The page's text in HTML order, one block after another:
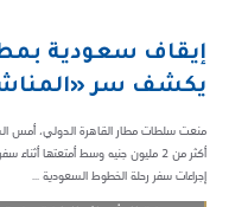
إيقاف سعودية
يكشف سر
منعت سلطات مطار القاهرة الدولي، أمس
أكثر من 2 مليون جنيه وسط أمتعتها
إجراءات سفر رحلة الخطوط السعودية ...